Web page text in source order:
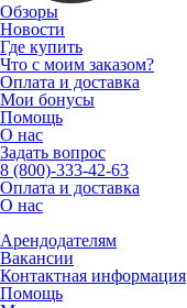
Обзоры
Новости
Где купить
Что с моим заказом?
Оплата и доставка
Мои бонусы
Помощь
О нас
Задать вопрос
8 (800)-333-42-63
Оплата и доставка
О нас
Арендодателям
Вакансии
Контактная информация
Помощь